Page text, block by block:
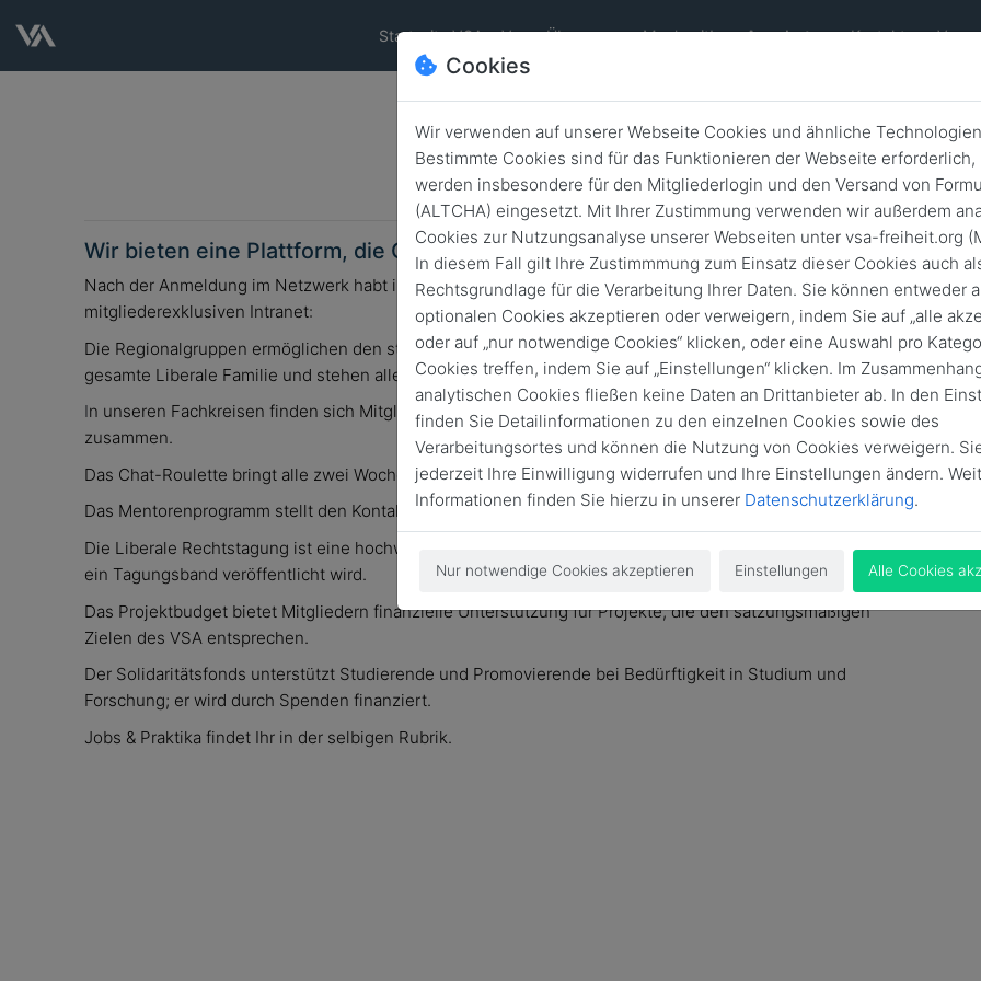
Startseite VSA e.V. Über uns Mach mit! Angebote Kontakt
Unsere Angebote
Wir bieten eine Plattform, die Gemeinschaft und Vernetzung fördert.
Nach der Anmeldung im Netzwerk habt ihr Zugriff auf die Angebotsseiten in unserem
mitgliederexklusiven Intranet:
Die Regionalgruppen ermöglichen den steten Kontakt vor Ort; ihre Veranstaltungen richten sich an die
gesamte Liberale Familie und stehen allen interessierten Gästen offen.
In unseren Fachkreisen finden sich Mitglieder zum berufs- oder themenspezifischen Austausch
zusammen.
Das Chat-Roulette bringt alle zwei Wochen zufällig ausgewählte Mitglieder für ein Gespräch zusammen.
Das Mentorenprogramm stellt den Kontakt zwischen Mitgliedern zum gegenseitigen Nutzen her.
Die Liberale Rechtstagung ist eine hochwertige wissenschafltiche Tagung für Juristen, in deren Rahmen
ein Tagungsband veröffentlicht wird.
Das Projektbudget bietet Mitgliedern finanzielle Unterstützung für Projekte, die den satzungsmäßigen
Zielen des VSA entsprechen.
Der Solidaritätsfonds unterstützt Studierende und Promovierende bei Bedürftigkeit in Studium und
Forschung; er wird durch Spenden finanziert.
Jobs & Praktika findet Ihr in der selbigen Rubrik.
Cookies
Wir verwenden auf unserer Webseite Cookies und ähnliche
Bestimmte Cookies sind für das Funktionieren der Webseite erforderlich,
werden insbesondere für den Mitgliederlogin und den Versand von
(ALTCHA) eingesetzt. Mit Ihrer Zustimmung verwenden wir außerdem
Cookies zur Nutzungsanalyse unserer Webseiten unter vsa-freiheit.org
In diesem Fall gilt Ihre Zustimmmung zum Einsatz dieser Cookies auch
Rechtsgrundlage für die Verarbeitung Ihrer Daten. Sie können entweder
optionalen Cookies akzeptieren oder verweigern, indem Sie auf „alle
oder auf „nur notwendige Cookies“ klicken, oder eine Auswahl pro
Cookies treffen, indem Sie auf „Einstellungen“ klicken. Im
analytischen Cookies fließen keine Daten an Drittanbieter ab. In den
finden Sie Detailinformationen zu den einzelnen Cookies sowie des
Verarbeitungsortes und können die Nutzung von Cookies verweigern.
jederzeit Ihre Einwilligung widerrufen und Ihre Einstellungen ändern.
Informationen finden Sie hierzu in unserer Datenschutzerklärung.
Nur notwendige Cookies akzeptieren Einstellungen Alle Cookies